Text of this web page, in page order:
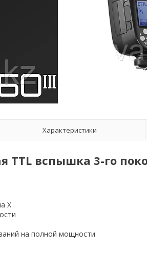
Характеристики
TTL вспышка 3-го
X
на полной мощности